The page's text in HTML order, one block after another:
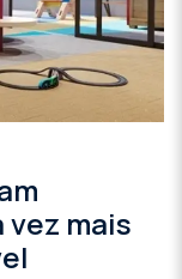
mais